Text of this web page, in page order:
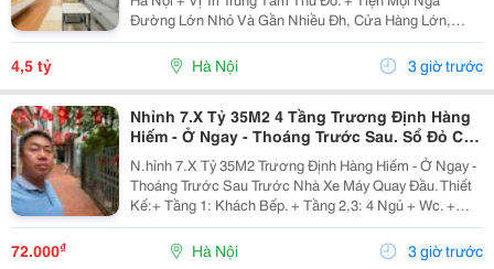
Đường Lớn Nhỏ Và Gần Nhiều Đh, Cửa Hàng Lớn,
V.v... + Diện Tích Gia Đình Sử Dụng Tất Được Là 95 M2.
+ Ô-Tô Vào Cửa, Nhà Có 2 Tầng. + Sổ Đỏ Chính...
4,5 tỷ Hà Nội 3 giờ trước
Nhỉnh 7.X Tỷ 35M2 4 Tầng Trương Định Hàng
Hiếm - Ở Ngay - Thoáng Trước Sau. Sổ Đỏ Cất
Két
N.hỉnh 7.X Tỷ 35M2 Trương Định Hàng Hiếm - Ở Ngay -
Thoáng Trước Sau Trước Nhà Xe Máy Quay Đầu. Thiết
Kế:+ Tầng 1: Khách Bếp. + Tầng 2,3: 4 Ngủ + Wc. +
Tầng 4: Phòng Thờ Sân Phơi Rộng Rãi. + Gần Trường,
Gần Chợ + Giao Thông Thuận Tiện. Sổ Đỏ...
72.000₫ Hà Nội 3 giờ trước